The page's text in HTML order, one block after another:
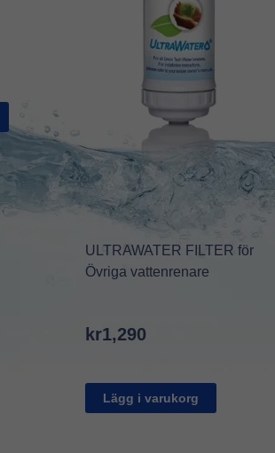
ULTRAWATER FILTER för
Övriga vattenrenare
kr1,290
Lägg i varukorg